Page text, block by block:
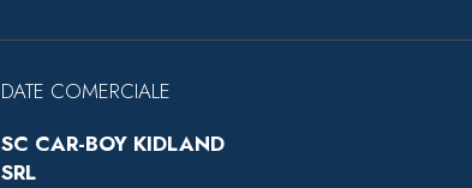
DATE COMERCIALE
SC CAR-BOY KIDLAND
SRL